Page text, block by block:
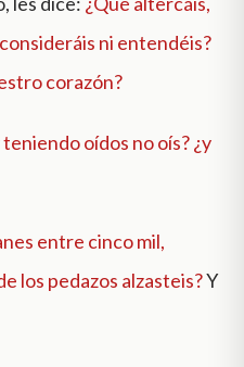
ni entendéis?
corazón?
oídos no oís? ¿y
entre cinco mil,
los pedazos alzasteis?Y